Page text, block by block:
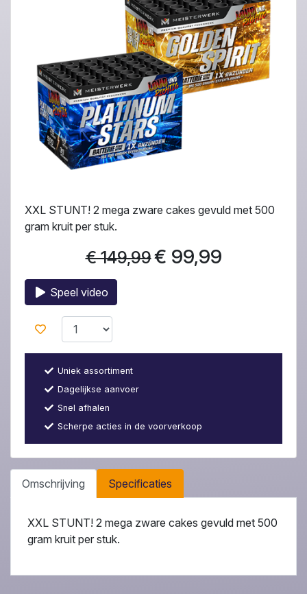
XXL STUNT! 2 mega zware cakes gevuld met 500
gram kruit per stuk.
€ 149,99€ 99,99
Speel video
Uniek assortiment
Dagelijkse aanvoer
Snel afhalen
Scherpe acties in de voorverkoop
Omschrijving Specificaties
XXL STUNT! 2 mega zware cakes gevuld met 500
gram kruit per stuk.